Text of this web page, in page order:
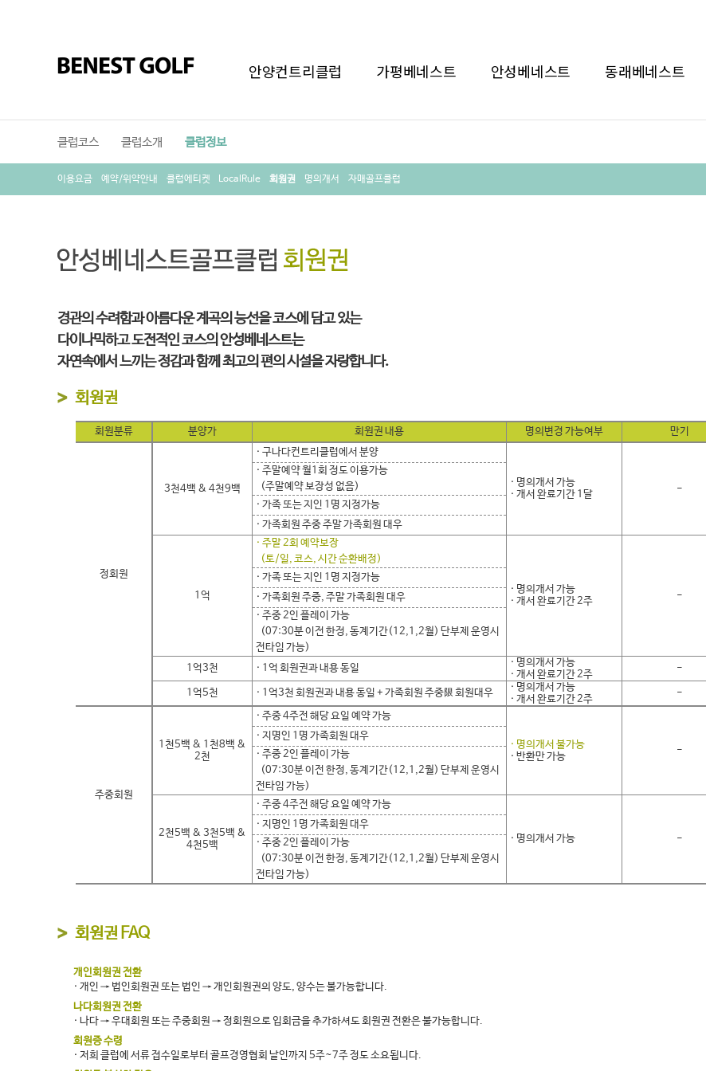
안양컨트리클럽 가평베네스트 안성베네스트 동래베네스트
클럽코스 클럽소개 클럽정보
이용요금 예약/위약안내 클럽에티켓 LocalRule 회원권 명의개서 자매골프클럽
경관의 수려함과 아름다운 계곡의 능선을 코스에 담고 있는
다이나믹하고 도전적인 코스의 안성베네스트는
자연속에서 느끼는 정감과 함께 최고의 편의 시설을 자랑합니다.
회원권
회원분류 분양가 회원권 내용 명의변경 가능여부 만기
정회원
3천4백 & 4천9백
· 구나다컨트리클럽에서 분양
· 명의개서 가능
· 개서 완료기간 1달
-
· 주말예약 월1회 정도 이용가능
(주말예약 보장성 없음)
· 가족 또는 지인 1명 지정가능
· 가족회원 주중 주말 가족회원 대우
1억
· 주말 2회 예약보장
(토/일, 코스, 시간 순환배정)
· 명의개서 가능
· 개서 완료기간 2주
-
· 가족 또는 지인 1명 지정가능
· 가족회원 주중, 주말 가족회원 대우
· 주중 2인 플레이 가능
(07:30분 이전 한정, 동계기간(12,1,2월) 단부제 운영시
전타임 가능)
1억3천
· 1억 회원권과 내용 동일
· 명의개서 가능
· 개서 완료기간 2주
-
1억5천 · 1억3천 회원권과 내용 동일 + 가족회원 주중限 회원대우
· 명의개서 가능
· 개서 완료기간 2주
-
주중회원
1천5백 & 1천8백 &
2천
· 주중 4주전 해당 요일 예약 가능
· 명의개서 불가능
· 반환만 가능
-
· 지명인 1명 가족회원 대우
· 주중 2인 플레이 가능
(07:30분 이전 한정, 동계기간(12,1,2월) 단부제 운영시
전타임 가능)
2천5백 & 3천5백 &
4천5백
· 주중 4주전 해당 요일 예약 가능
· 명의개서 가능 -
· 지명인 1명 가족회원 대우
· 주중 2인 플레이 가능
(07:30분 이전 한정, 동계기간(12,1,2월) 단부제 운영시
전타임 가능)
회원권 FAQ
개인회원권 전환
· 개인 → 법인회원권 또는 법인 → 개인회원권의 양도, 양수는 불가능합니다.
나다회원권 전환
· 나다 → 우대회원 또는 주중회원 → 정회원으로 입회금을 추가하셔도 회원권 전환은 불가능합니다.
회원증 수령
· 저희 클럽에 서류 접수일로부터 골프경영협회 날인까지 5주~7주 정도 소요됩니다.